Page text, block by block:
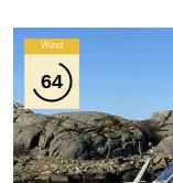
Wind
64